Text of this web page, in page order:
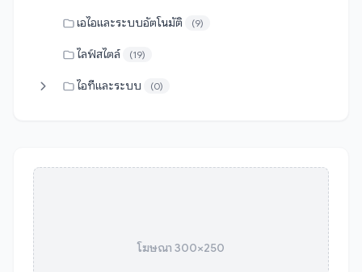
เอไอและระบบอัตโนมัติ (9)
ไลฟ์สไตล์ (19)
ไอทีและระบบ (0)
โฆษณา 300×250